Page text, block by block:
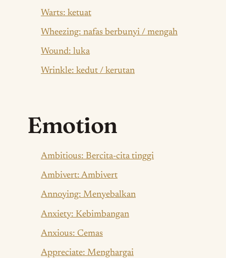
Warts: ketuat
Wheezing: nafas berbunyi / mengah
Wound: luka
Wrinkle: kedut / kerutan
Emotion
Ambitious: Bercita-cita tinggi
Ambivert: Ambivert
Annoying: Menyebalkan
Anxiety: Kebimbangan
Anxious: Cemas
Appreciate: Menghargai